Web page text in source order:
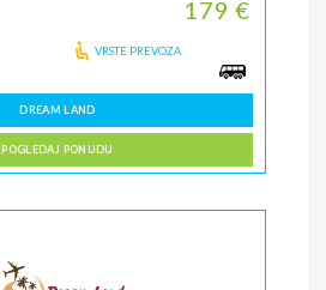
179 €
VRSTE PREVOZA
DREAM LAND
POGLEDAJ PONUDU